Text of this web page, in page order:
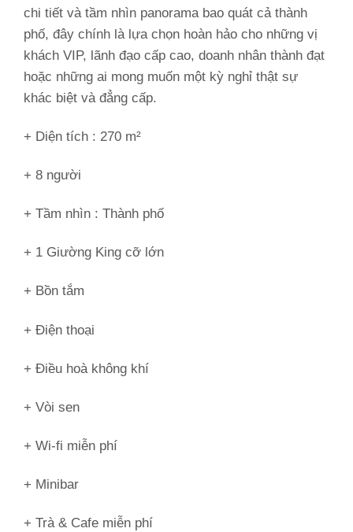
chi tiết và tầm nhìn panorama bao quát cả thành
phố, đây chính là lựa chọn hoàn hảo cho những vị
khách VIP, lãnh đạo cấp cao, doanh nhân thành đạt
hoặc những ai mong muốn một kỳ nghỉ thật sự
khác biệt và đẳng cấp.
+ Diện tích : 270 m²
+ 8 người
+ Tầm nhìn : Thành phố
+ 1 Giường King cỡ lớn
+ Bồn tắm
+ Điện thoại
+ Điều hoà không khí
+ Vòi sen
+ Wi-fi miễn phí
+ Minibar
+ Trà & Cafe miễn phí